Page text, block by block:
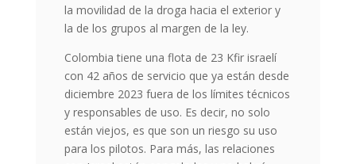
la movilidad de la droga hacia el exterior y
la de los grupos al margen de la ley.
Colombia tiene una flota de 23 Kfir israelí
con 42 años de servicio que ya están desde
diciembre 2023 fuera de los límites técnicos
y responsables de uso. Es decir, no solo
están viejos, es que son un riesgo su uso
para los pilotos. Para más, las relaciones